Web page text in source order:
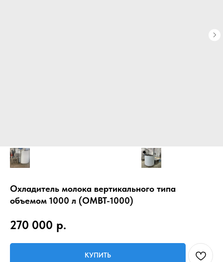
Охладитель молока вертикального типа
объемом 1000 л (ОМВТ-1000)
270 000 р.
КУПИТЬ